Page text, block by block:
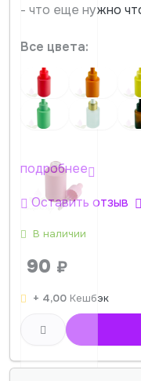
- что еще нужно
Все цвета:
подробнее
Оставить отзыв
В наличии
90 ₽
+ 4,00 Кешбэк